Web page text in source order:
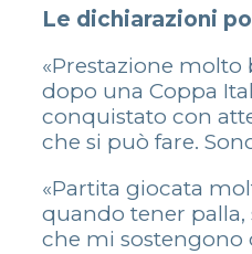
Le dichiarazioni
«Prestazione molto
dopo una Coppa
conquistato con
che si può fare.
«Partita giocata
quando tener
che mi sostengono